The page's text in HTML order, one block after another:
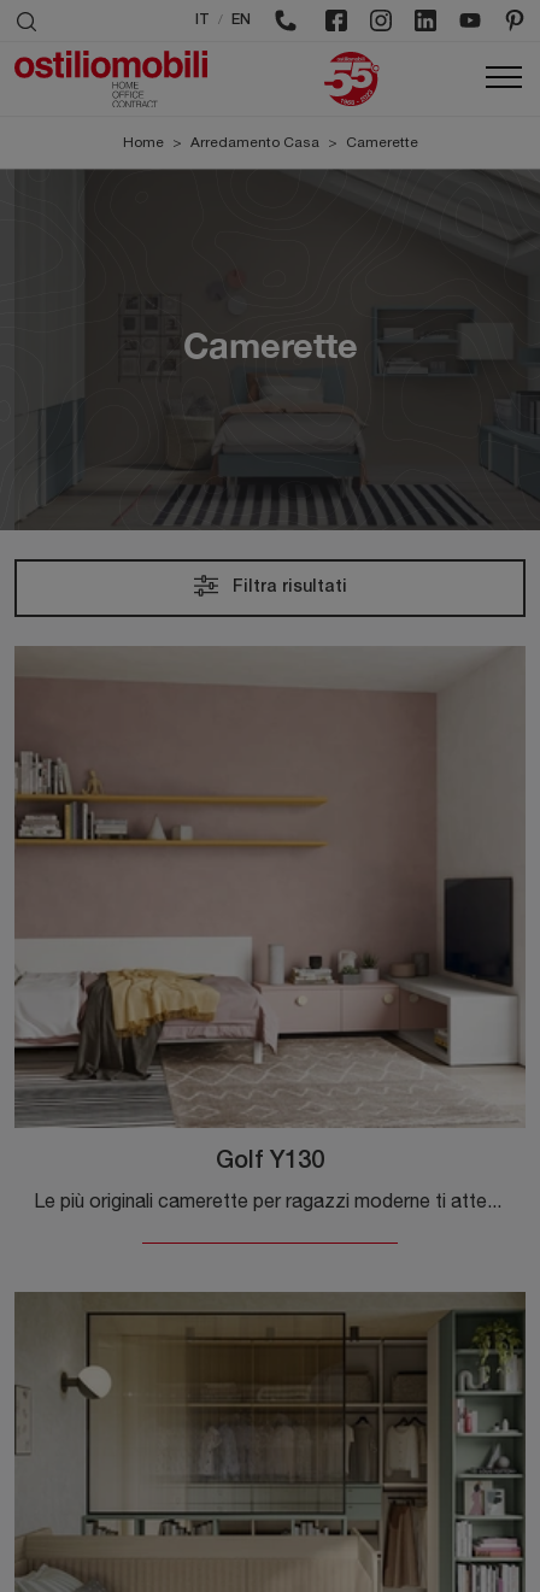
/ EN
Home > Arredamento Casa > Camerette
Camerette
Filtra risultati
Golf Y130
Le più originali camerette per ragazzi moderne ti attendono! Scopri il modello Golf Y130 di Colombini Casa.